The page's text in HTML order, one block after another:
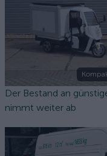
Der Bestand an
nimmt weiter ab